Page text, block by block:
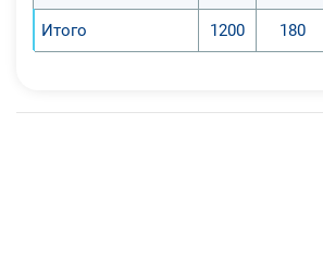
Итого 1200 180